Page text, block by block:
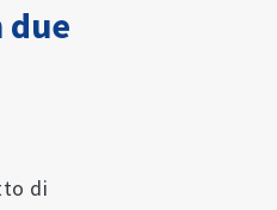
di